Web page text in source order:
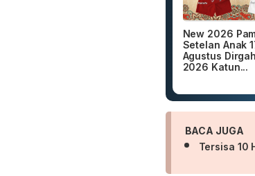
New 2026
Setelan Anak
Agustus
2026 Katun...
BACA JUGA
Tersisa 10